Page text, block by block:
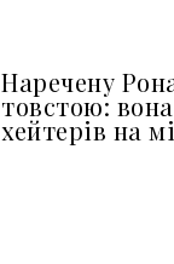
Наречену
товстою:
хейтерів на